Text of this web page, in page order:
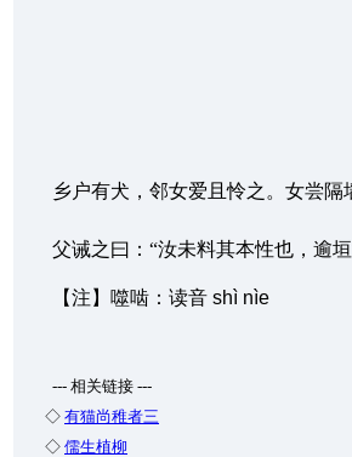
乡户有犬，邻女爱且怜之。女尝隔墙
父诫之曰：“汝未料其本性也，逾垣
【注】噬啮：读音 shì nìe
--- 相关链接 ---
◇ 有猫尚稚者三
◇ 儒生植柳